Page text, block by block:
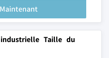
Taille du